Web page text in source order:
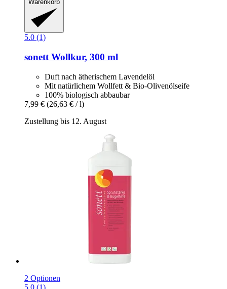
Warenkorb
5.0 (1)
sonett Wollkur, 300 ml
Duft nach ätherischem Lavendelöl
Mit natürlichem Wollfett & Bio-Olivenölseife
100% biologisch abbaubar
7,99 € (26,63 € / l)
Zustellung bis 12. August
2 Optionen
5.0 (1)